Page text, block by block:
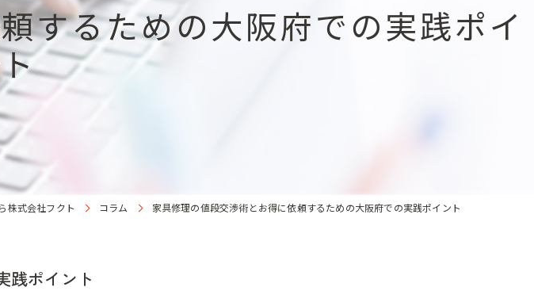
リメイク
するための大阪府での実践ポイ
株式会社フクト コラム 家具修理の値段交渉術とお得に依頼するための大阪府での実践ポイント
践ポイント